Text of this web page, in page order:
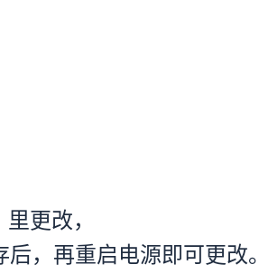
更改，
，再重启电源即可更改。